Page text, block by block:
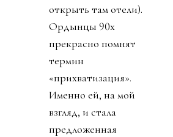
открыть там отели).
Ордынцы 90х
прекрасно помнят
термин
«прихватизация».
Именно ей, на мой
взгляд, и стала
предложенная